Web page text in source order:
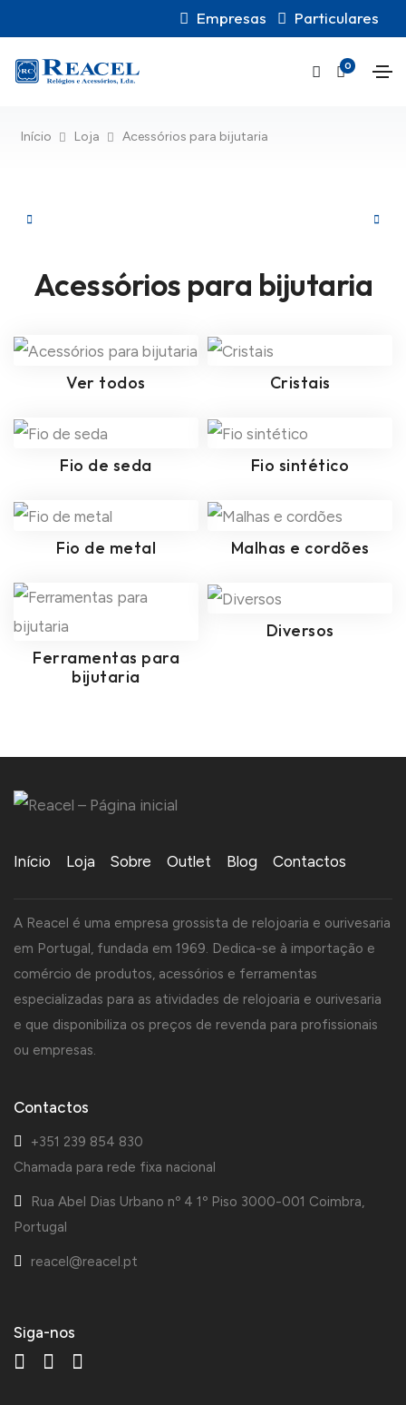
Empresas Particulares
0
Início Loja Acessórios para bijutaria
Acessórios para bijutaria
Ver todos Cristais
Fio de seda Fio sintético
Fio de metal Malhas e cordões
Ferramentas para
bijutaria
Diversos
Início Loja Sobre Outlet Blog Contactos
A Reacel é uma empresa grossista de relojoaria e ourivesaria
em Portugal, fundada em 1969. Dedica-se à importação e
comércio de produtos, acessórios e ferramentas
especializadas para as atividades de relojoaria e ourivesaria
e que disponibiliza os preços de revenda para profissionais
ou empresas.
Contactos
+351 239 854 830
Chamada para rede fixa nacional
Rua Abel Dias Urbano nº 4 1º Piso 3000-001 Coimbra,
Portugal
reacel@reacel.pt
Siga-nos